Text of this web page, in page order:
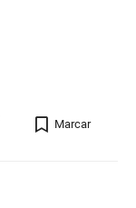
MarcarRegistro